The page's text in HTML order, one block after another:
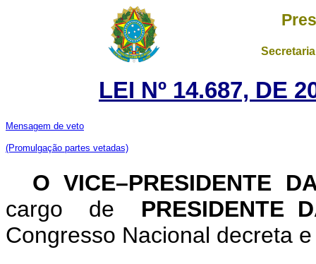
LEI Nº 14.687, DE
Mensagem de veto
(Promulgação partes vetadas)
O VICE–PRESIDENTE
cargo de PRESIDENTE
Congresso Nacional decreta